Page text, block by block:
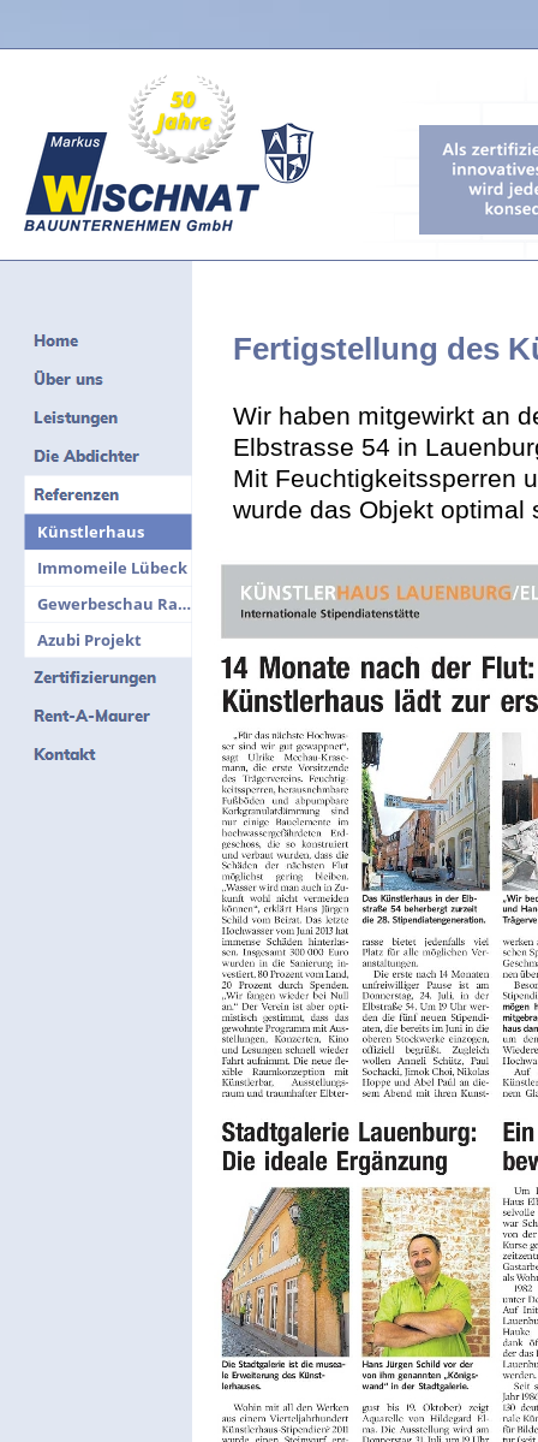
Künstlerhaus
Immomeile Lübeck
Gewerbeschau Ratzeburg
Azubi Projekt
Fertigstellung des
Wir haben mitgewirkt an
Elbstrasse 54 in
Mit Feuchtigkeitssperren
wurde das Objekt optimal